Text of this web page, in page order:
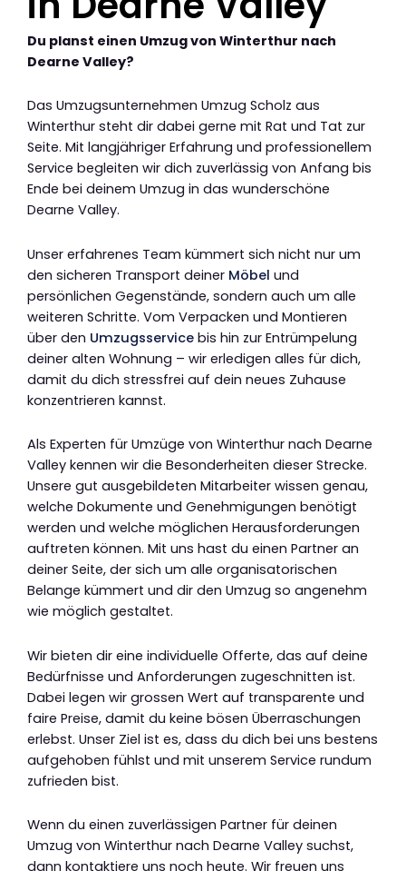
Du planst einen Umzug von Winterthur nach
Dearne Valley?
Das Umzugsunternehmen Umzug Scholz aus
Winterthur steht dir dabei gerne mit Rat und Tat zur
Seite. Mit langjähriger Erfahrung und professionellem
Service begleiten wir dich zuverlässig von Anfang bis
Ende bei deinem Umzug in das wunderschöne
Dearne Valley.
Unser erfahrenes Team kümmert sich nicht nur um
den sicheren Transport deiner Möbel und
persönlichen Gegenstände, sondern auch um alle
weiteren Schritte. Vom Verpacken und Montieren
über den Umzugsservice bis hin zur Entrümpelung
deiner alten Wohnung – wir erledigen alles für dich,
damit du dich stressfrei auf dein neues Zuhause
konzentrieren kannst.
Als Experten für Umzüge von Winterthur nach Dearne
Valley kennen wir die Besonderheiten dieser Strecke.
Unsere gut ausgebildeten Mitarbeiter wissen genau,
welche Dokumente und Genehmigungen benötigt
werden und welche möglichen Herausforderungen
auftreten können. Mit uns hast du einen Partner an
deiner Seite, der sich um alle organisatorischen
Belange kümmert und dir den Umzug so angenehm
wie möglich gestaltet.
Wir bieten dir eine individuelle Offerte, das auf deine
Bedürfnisse und Anforderungen zugeschnitten ist.
Dabei legen wir grossen Wert auf transparente und
faire Preise, damit du keine bösen Überraschungen
erlebst. Unser Ziel ist es, dass du dich bei uns bestens
aufgehoben fühlst und mit unserem Service rundum
zufrieden bist.
Wenn du einen zuverlässigen Partner für deinen
Umzug von Winterthur nach Dearne Valley suchst,
dann kontaktiere uns noch heute. Wir freuen uns